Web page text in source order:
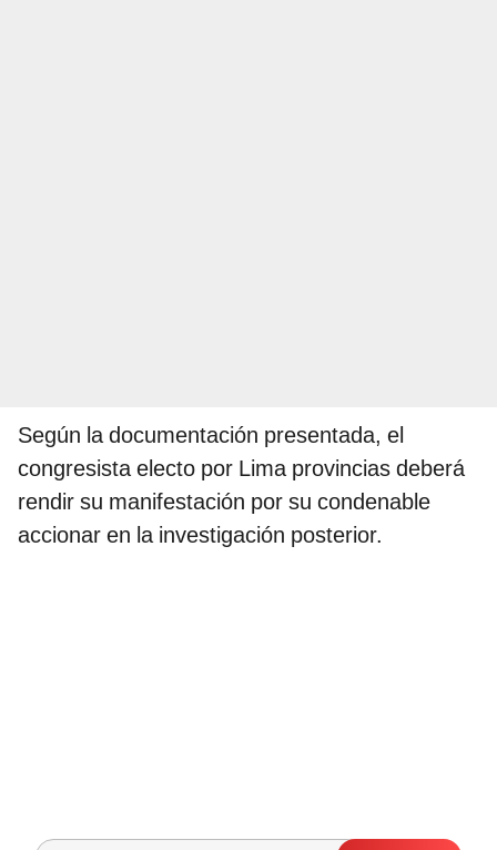
Según la documentación presentada, el
congresista electo por Lima provincias deberá
rendir su manifestación por su condenable
accionar en la investigación posterior.